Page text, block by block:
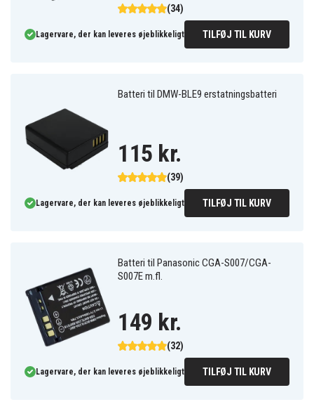
(34)
Lagervare, der kan leveres øjeblikkeligt TILFØJ TIL KURV
Batteri til DMW-BLE9 erstatningsbatteri
(39)
115 kr.
Lagervare, der kan leveres øjeblikkeligt TILFØJ TIL KURV
Batteri til Panasonic CGA-S007/CGA-
S007E m.fl.
(32)
149 kr.
Lagervare, der kan leveres øjeblikkeligt TILFØJ TIL KURV